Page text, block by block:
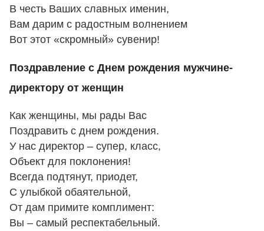
В честь Ваших славных именин,
Вам дарим с радостным волнением
Вот этот «скромный» сувенир!
Поздравление с Днем рождения мужчине-
директору от женщин
Как женщины, мы рады Вас
Поздравить с днем рождения.
У нас директор – супер, класс,
Объект для поклонения!
Всегда подтянут, приодет,
С улыбкой обаятельной,
От дам примите комплимент:
Вы – самый респектабельный.